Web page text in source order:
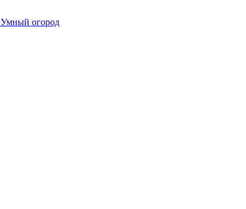
Умный огород